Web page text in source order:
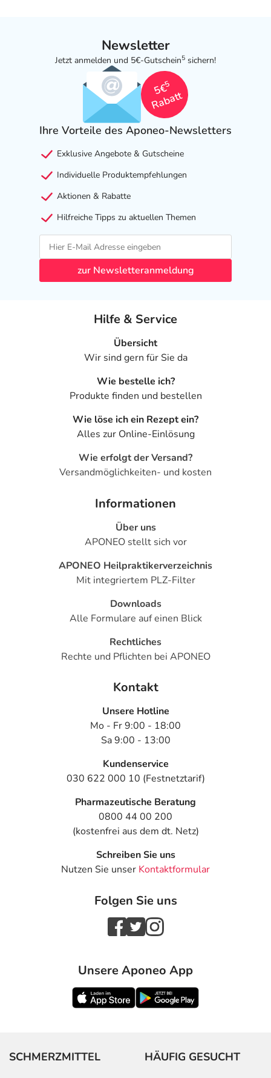
Newsletter
Jetzt anmelden und 5€-Gutschein5 sichern!
5€
5
Rabatt
Ihre Vorteile des Aponeo-Newsletters
Exklusive Angebote & Gutscheine
Individuelle Produktempfehlungen
Aktionen & Rabatte
Hilfreiche Tipps zu aktuellen Themen
zur Newsletteranmeldung
Hilfe & Service
Übersicht
Wir sind gern für Sie da
Wie bestelle ich?
Produkte finden und bestellen
Wie löse ich ein Rezept ein?
Alles zur Online-Einlösung
Wie erfolgt der Versand?
Versandmöglichkeiten- und kosten
Informationen
Über uns
APONEO stellt sich vor
APONEO Heilpraktikerverzeichnis
Mit integriertem PLZ-Filter
Downloads
Alle Formulare auf einen Blick
Rechtliches
Rechte und Pflichten bei APONEO
Kontakt
Unsere Hotline
Mo - Fr 9:00 - 18:00
Sa 9:00 - 13:00
Kundenservice
030 622 000 10 (Festnetztarif)
Pharmazeutische Beratung
0800 44 00 200
(kostenfrei aus dem dt. Netz)
Schreiben Sie uns
Nutzen Sie unser Kontaktformular
Folgen Sie uns
Unsere Aponeo App
SCHMERZMITTEL HÄUFIG GESUCHT